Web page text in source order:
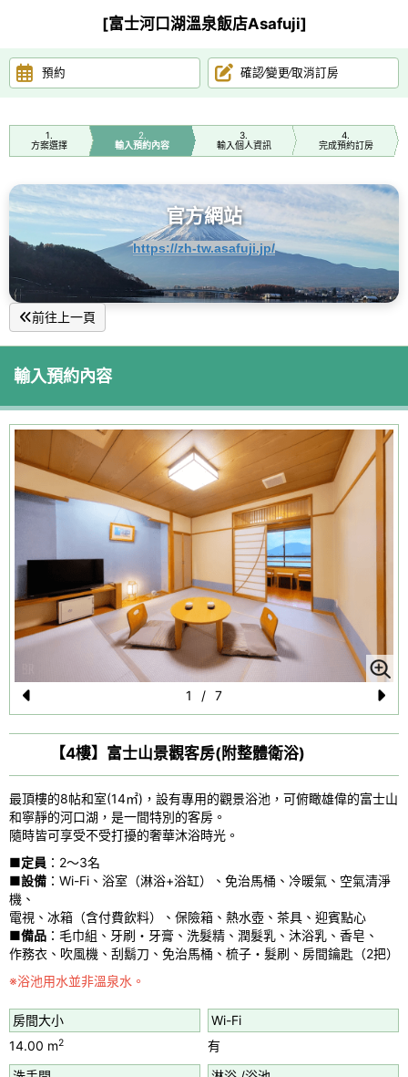
[富士河口湖溫泉飯店Asafuji]
預約 確認∕變更∕取消訂房
1
方案選擇
2
輸入預約內容
3
輸入個人資訊
4
完成預約訂房
官方網站
https://zh-tw.asafuji.jp/
前往上一頁
輸入預約內容
Pr
vi
o
u
s
N
xt
1 / 7
【4樓】富士山景觀客房(附整體衛浴)
最頂樓的8帖和室(14㎡)，設有專用的觀景浴池，可俯瞰雄偉的富士山
和寧靜的河口湖，是一間特別的客房。
隨時皆可享受不受打擾的奢華沐浴時光。
■定員 ：2～3名
■設備 ：Wi-Fi、浴室（淋浴+浴缸）、免治馬桶、冷暖氣、空氣清淨
機、
電視、冰箱（含付費飲料）、保險箱、熱水壺、茶具、迎賓點心
■備品 ：毛巾組、牙刷・牙膏、洗髮精、潤髮乳、沐浴乳、香皂、
作務衣、吹風機、刮鬍刀、免治馬桶、梳子・髮刷、房間鑰匙（2把）
※浴池用水並非溫泉水。
房間大小
14.00 m2
Wi-Fi
有